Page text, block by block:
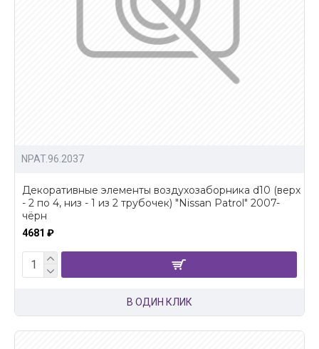
NPAT.96.2037
Декоративные элементы воздухозаборника d10 (верх
- 2 по 4, низ - 1 из 2 трубочек) "Nissan Patrol" 2007-
чёрн
4681 ₽
В ОДИН КЛИК